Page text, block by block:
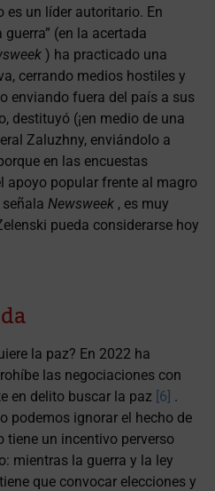
es un líder autoritario. En
(en la acertada
) ha practicado una
cerrando medios hostiles y
enviando fuera del país a sus
destituyó (¡en medio de una
Zaluzhny, enviándolo a
en las encuestas
apoyo popular frente al magro
Newsweek , es muy
pueda considerarse hoy
la paz? En 2022 ha
las negociaciones con
en delito buscar la paz [6] .
podemos ignorar el hecho de
tiene un incentivo perverso
mientras la guerra y la ley
que convocar elecciones y